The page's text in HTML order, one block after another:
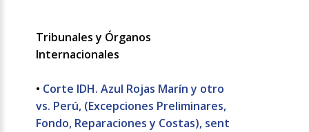
Tribunales y Órganos
Internacionales
• Corte IDH. Azul Rojas Marín y otro
vs. Perú, (Excepciones Preliminares,
Fondo, Reparaciones y Costas), sent